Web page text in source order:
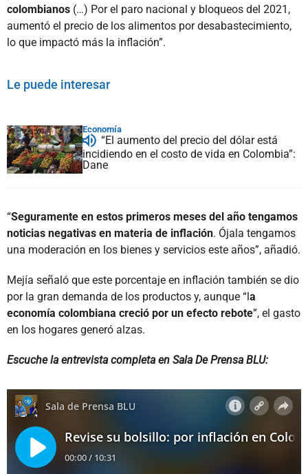
colombianos (…) Por el paro nacional y bloqueos del 2021,
aumentó el precio de los alimentos por desabastecimiento,
lo que impactó más la inflación”.
Le puede interesar
Economía
“El aumento del precio del dólar está
incidiendo en el costo de vida en Colombia”:
Dane
“Seguramente en estos primeros meses del año tengamos
noticias negativas en materia de inflación. Ójala tengamos
una moderación en los bienes y servicios este años”, añadió.
Mejía señaló que este porcentaje en inflación también se dio
por la gran demanda de los productos y, aunque “la
economía colombiana creció por un efecto rebote”, el gasto
en los hogares generó alzas.
Escuche la entrevista completa en Sala De Prensa BLU: